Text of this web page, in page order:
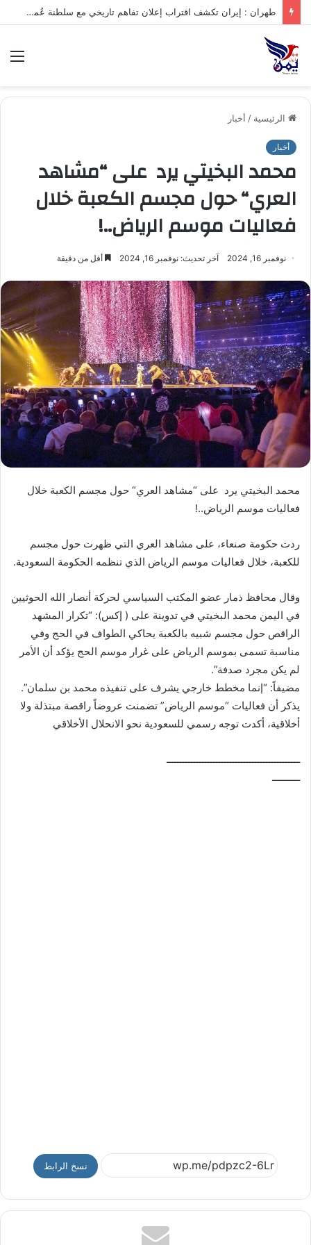
طهران : إيران تكشف اقتراب إعلان تفاهم تاريخي مع سلطنة عُمان بشأن تنظيم الملاحة في مضيق هرمز
الرئيسية / أخبار
أخبار
محمد البخيتي يرد على “مشاهد
العري“ حول مجسم الكعبة خلال
فعاليات موسم الرياض..!
نوفمبر 16, 2024 آخر تحديث: نوفمبر 16, 2024 أقل من دقيقة
محمد البخيتي يرد على “مشاهد العري“ حول مجسم الكعبة خلال
فعاليات موسم الرياض..!
ردت حكومة صنعاء، على مشاهد العري التي ظهرت حول مجسم
للكعبة، خلال فعاليات موسم الرياض الذي تنظمه الحكومة السعودية.
وقال محافظ ذمار عضو المكتب السياسي لحركة أنصار الله الحوثيين
في اليمن محمد البخيتي في تدوينة على ( إكس): “تكرار المشهد
الراقص حول مجسم شبيه بالكعبة يحاكي الطواف في الحج وفي
مناسبة تسمى بموسم الرياض على غرار موسم الحج يؤكد أن الأمر
لم يكن مجرد صدفة”.
مضيفاً: “إنما مخطط خارجي يشرف على تنفيذه محمد بن سلمان”.
يذكر أن فعاليات “موسم الرياض” تضمنت عروضاً راقصة مبتذلة ولا
أخلاقية، أكدت توجه رسمي للسعودية نحو الانحلال الأخلاقي
ــــــــــــــــــــــــــــــــــــــــــــــــ
ــــــــــ
نسخ الرابط